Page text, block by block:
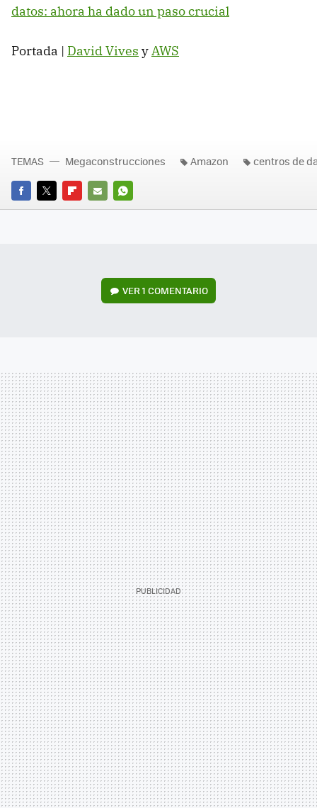
datos: ahora ha dado un paso crucial
Portada | David Vives yAWS
FACEBOOK
TWITTERFLIPBOARD
E-
WHATSAPP
TEMAS Megaconstrucciones Amazon centros de
VER1 COMENTARIO